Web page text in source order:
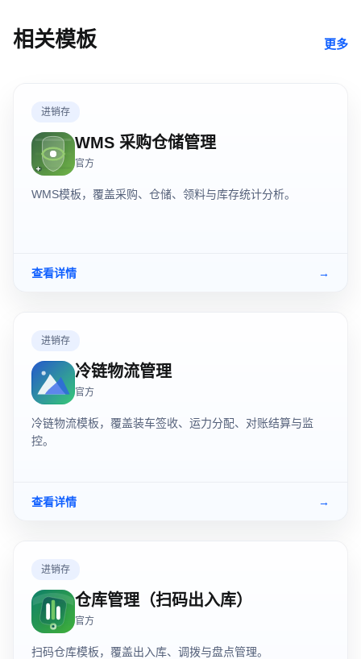
相关模板 更多
进销存
WMS 采购仓储管理
官方
WMS模板，覆盖采购、仓储、领料与库存统计分析。
查看详情 →
进销存
冷链物流管理
官方
冷链物流模板，覆盖装车签收、运力分配、对账结算与监
控。
查看详情 →
进销存
仓库管理（扫码出入库）
官方
扫码仓库模板，覆盖出入库、调拨与盘点管理。